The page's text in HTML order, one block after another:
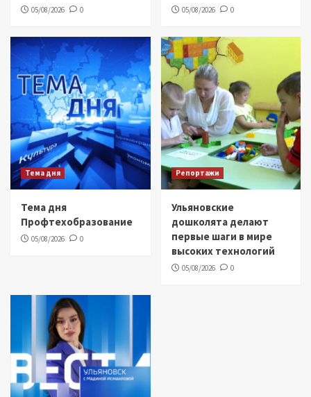
05/08/2026 0 05/08/2026 0
Тема дня
Тема дня
Профтехобразование
05/08/2026 0
Репортажи
Ульяновские
дошколята делают
первые шаги в мире
высоких технологий
05/08/2026 0